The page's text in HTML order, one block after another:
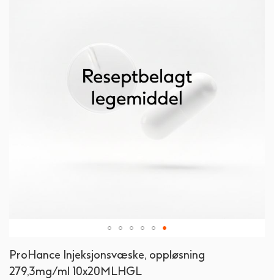
ProHance Injeksjonsvæske, oppløsning
279,3mg/ml 10x20MLHGL
til
begynnelsen